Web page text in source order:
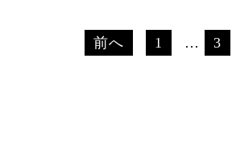
前へ 1 … 3